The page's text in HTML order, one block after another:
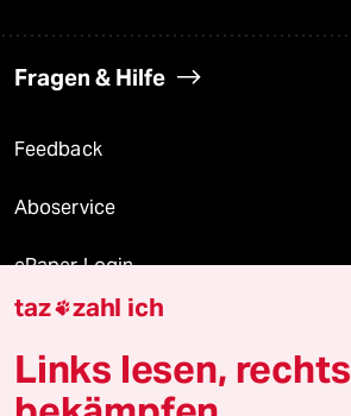
Fragen & Hilfe
Feedback
Aboservice
ePaper Login
Downloads für Abonnierende
taz zahl ich
Links lesen, rechts